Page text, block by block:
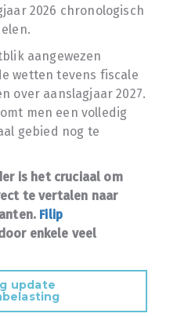
2026 chronologisch
aangewezen
wetten tevens fiscale
over aanslagjaar 2027.
men een volledig
gebied nog te
is het cruciaal om
te vertalen naar
Filip
enkele veel
update